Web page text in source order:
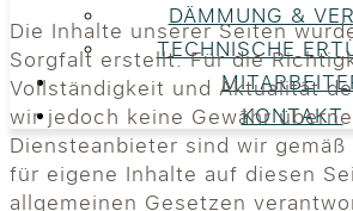
DÄMMUNG &
TECHNISCHE
KONTAKT
Die Inhalte unserer Seiten
Sorgfalt erstellt. Für die
Vollständigkeit und Aktualität
wir jedoch keine Gewähr
Diensteanbieter sind wir gemäß
für eigene Inhalte auf diesen
allgemeinen Gesetzen